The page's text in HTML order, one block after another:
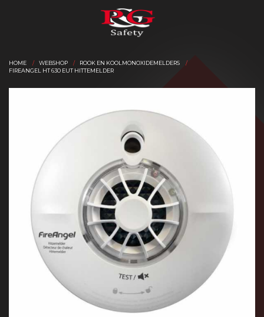
HOME WEBSHOP
ROOK EN KOOLMONOXIDEMELDERS
FIREANGEL HT 630 EUT HITTEMELDER